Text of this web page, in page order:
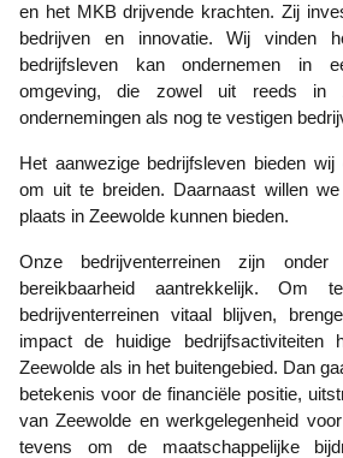
en het MKB drijvende krachten. Zij
bedrijven en innovatie. Wij vinden
bedrijfsleven kan ondernemen in
omgeving, die zowel uit reeds in
ondernemingen als nog te vestigen
Het aanwezige bedrijfsleven bieden wij graag de mogelijkheid
om uit te breiden. Daarnaast willen
plaats in Zeewolde kunnen bieden.
Onze bedrijventerreinen zijn onder andere door goede
bereikbaarheid aantrekkelijk. Om
bedrijventerreinen vitaal blijven,
impact de huidige bedrijfsactiviteiten
Zeewolde als in het buitengebied. Dan
betekenis voor de financiële positie,
van Zeewolde en werkgelegenheid
tevens om de maatschappelijke